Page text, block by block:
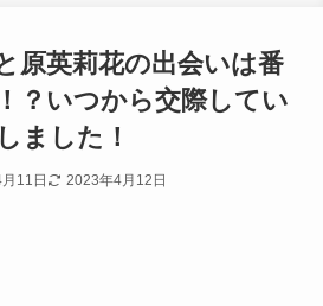
原英莉花の出会いは番
？いつから交際してい
ました！
11日 2023年4月12日